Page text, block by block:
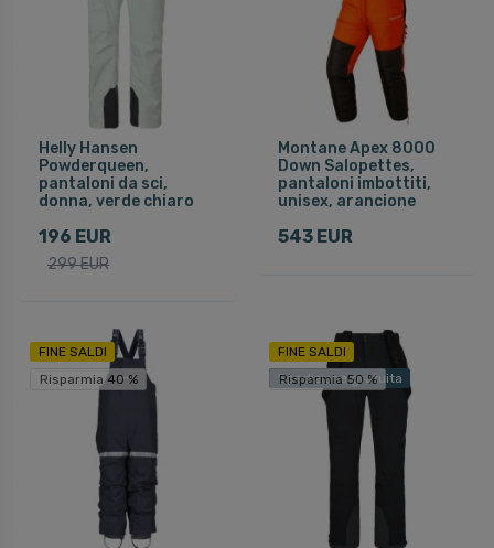
Helly Hansen
Powderqueen,
pantaloni da sci,
donna, verde chiaro
196 EUR
299 EUR
Montane Apex 8000
Down Salopettes,
pantaloni imbottiti,
unisex, arancione
543 EUR
FINE SALDI
Risparmia 40 %
FINE SALDI
Spedizione gratuita
Risparmia 50 %